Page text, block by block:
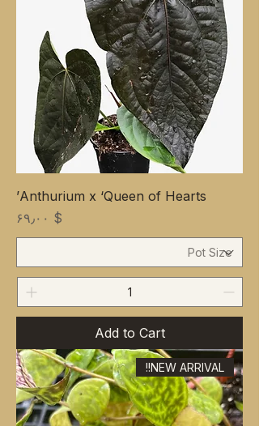
Anthurium x ‘Queen of Hearts’
Price
$ ۶۹٫۰۰
Add to Cart
NEW ARRIVAL!!